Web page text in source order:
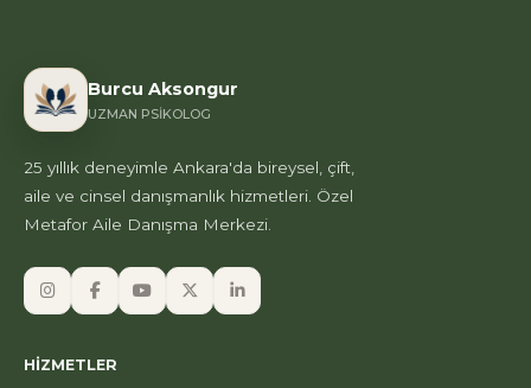
Burcu Aksongur
UZMAN PSIKOLOG
25 yıllık deneyimle Ankara'da bireysel, çift,
aile ve cinsel danışmanlık hizmetleri. Özel
Metafor Aile Danışma Merkezi.
HIZMETLER